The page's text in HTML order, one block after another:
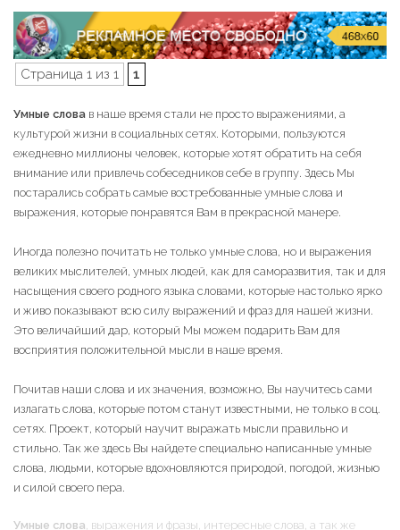
Страница 1 из 1 1
Умные слова в наше время стали не просто выражениями, а
культурой жизни в социальных сетях. Которыми, пользуются
ежедневно миллионы человек, которые хотят обратить на себя
внимание или привлечь собеседников себе в группу. Здесь Мы
постарались собрать самые востребованные умные слова и
выражения, которые понравятся Вам в прекрасной манере.
Иногда полезно почитать не только умные слова, но и выражения
великих мыслителей, умных людей, как для саморазвития, так и для
насыщения своего родного языка словами, которые настолько ярко
и живо показывают всю силу выражений и фраз для нашей жизни.
Это величайший дар, который Мы можем подарить Вам для
восприятия положительной мысли в наше время.
Почитав наши слова и их значения, возможно, Вы научитесь сами
излагать слова, которые потом станут известными, не только в соц.
сетях. Проект, который научит выражать мысли правильно и
стильно. Так же здесь Вы найдете специально написанные умные
слова, людьми, которые вдохновляются природой, погодой, жизнью
и силой своего пера.
Умные слова, выражения и фразы, интересные слова, а так же